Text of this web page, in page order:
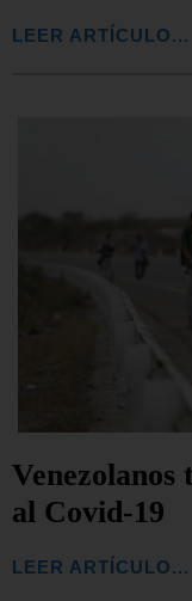
LEER ARTÍCULO...
Venezolanos
al Covid-19
LEER ARTÍCULO...